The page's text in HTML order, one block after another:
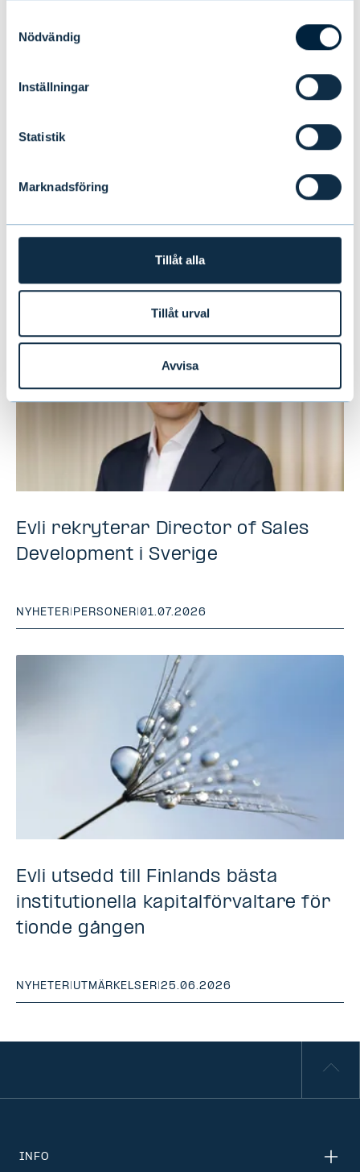
Nödvändig
Inställningar
Statistik
Marknadsföring
Tillåt alla
Tillåt urval
Avvisa
Evlis halvårsrapport 1–6/2026:
Stabil tillväxt under första halvåret
EVLI-KONCERNEN| 14.07.2026
Evli rekryterar Director of Sales
Development i Sverige
NYHETER PERSONER |01.07.2026
Evli utsedd till Finlands bästa
institutionella kapitalförvaltare för
tionde gången
NYHETER| UTMÄRKELSER|25.06.2026
INFO